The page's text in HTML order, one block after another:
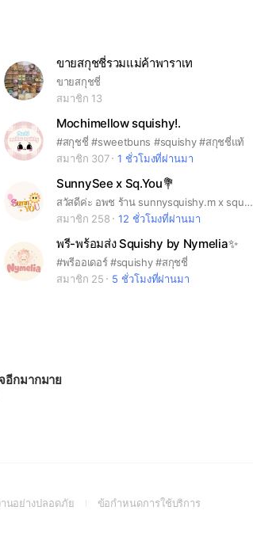
ขายสกุชชี่รวมแม่ค้าพาราเท
ขายสกุชชี่
สมาชิก 13
Mochimellow squishy!.
#สกุชชี่ #sweetbuns #squishy #สกุชชี่แท้
สมาชิก 307
1 ชั่วโมงที่ผ่านมา
SunnySee x Sq.You💐
สวัสดีค่ะ อพช ร้าน sunnysquishy.m x squishy.you นะคะ💖🫶 ยินดีต้อนรับทุกคนน้าา ว่างเดี๋ยวมาตอบทุกคำถามค่ะ🙇🏻‍♀️ หากมีข้อสอบถามเพิ่มเติมแชทส่วนตัวสามารถติดต่อโดยตรงได้ที่👇 Sunny>> @jellyx26 หรือ @112dinxm Squishy.you>> @squishy.you
สมาชิก 258
12 ชั่วโมงที่ผ่านมา
พรี-พร้อมส่ง Squishy by Nymelia✨
#พรีออเดอร์ #squishy #สกุชชี่
สมาชิก 25
5 ชั่วโมงที่ผ่านมา
อีกมากมาย
นอย่างปลอดภัย(Openข้อกำหนดการใช้บริการ(Open